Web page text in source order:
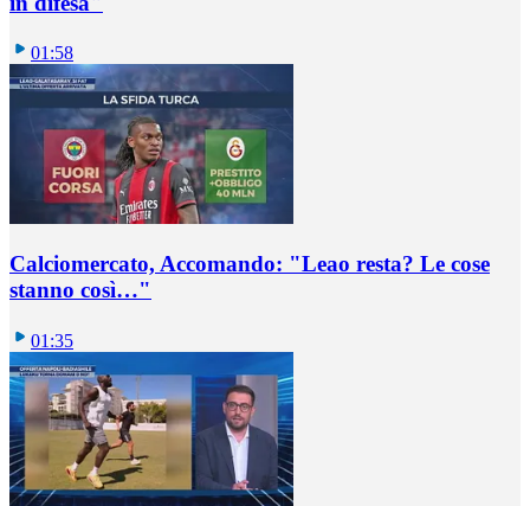
01:58
Calciomercato, Accomando: "Leao resta? Le cose
stanno così…"
01:35